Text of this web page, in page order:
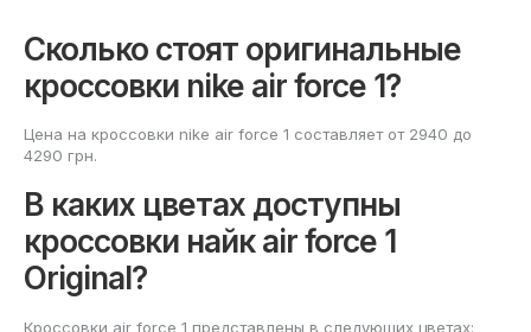
Сколько стоят оригинальные
кроссовки nike air force 1?
Цена на кроссовки nike air force 1 составляет от 2940 до
4290 грн.
В каких цветах доступны
кроссовки найк air force 1
Original?
Кроссовки air force 1 представлены в следующих цветах: